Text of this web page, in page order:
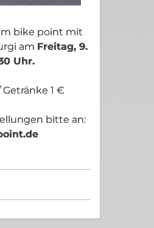
bike point mit
am Freitag, 9.
Uhr.
1 €
bitte an: